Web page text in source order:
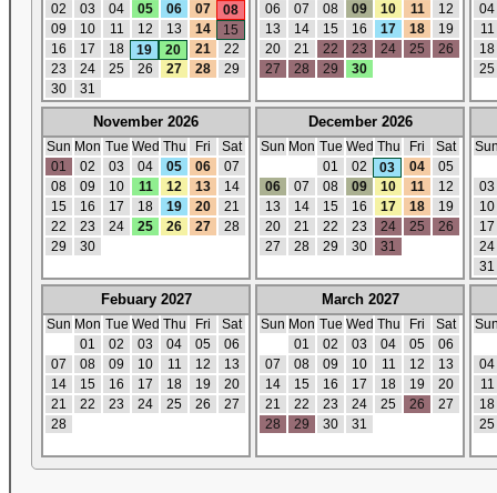
02
03 04 05 06 07
08
09
10 11 12 13 14
15
16
17 18 19 20 21
22
23
24 25 26 27 28
29
30
31
06
07 08 09 10 11
12
13
14 15 16 17 18
19
20
21 22 23 24 25
26
27
28 29 30
04
11
18
25
November 2026
Sun Mon Tue Wed Thu Fri
Sat
01
02 03 04 05 06
07
08
09 10 11 12 13
14
15
16 17 18 19 20
21
22
23 24 25 26 27
28
29
30
December 2026
Sun Mon Tue Wed Thu Fri
Sat
01
02 03 04
05
06
07 08 09 10 11
12
13
14 15 16 17 18
19
20
21 22 23 24 25
26
27
28 29 30 31
03
10
17
24
31
Febuary 2027
Sun Mon Tue Wed Thu Fri
Sat
01
02 03 04 05
06
07
08 09 10 11 12
13
14
15 16 17 18 19
20
21
22 23 24 25 26
27
28
March 2027
Sun Mon Tue Wed Thu Fri
Sat
01
02 03 04 05
06
07
08 09 10 11 12
13
14
15 16 17 18 19
20
21
22 23 24 25 26
27
28
29 30 31
04
11
18
25